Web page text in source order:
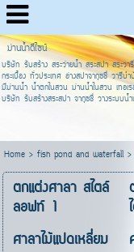
ม่านน้ำดีไซน์
บริษัท รับสร้าง สระว่ายน้ำ สระสปา สระ
กระเบื้อง ทั่วประเทศ อ่างสปาจากุซชี่ วา
มีม่านน้ำ น้ำตกในสวน ม่านน้ำในสวน เทอเ
บริษัท รับสร้างสระสปา จากุซชี่ วางระบบน้
Home> fish pond and waterfall>
ตกแต่งศาลา สไตล์
ลอฟท์ 1
ศาลาไม้แปดเหลี่ยม